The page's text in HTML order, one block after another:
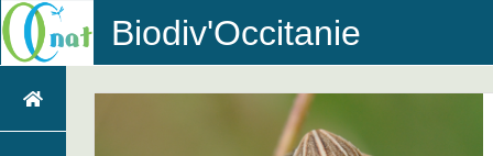
Biodiv'Occitanie